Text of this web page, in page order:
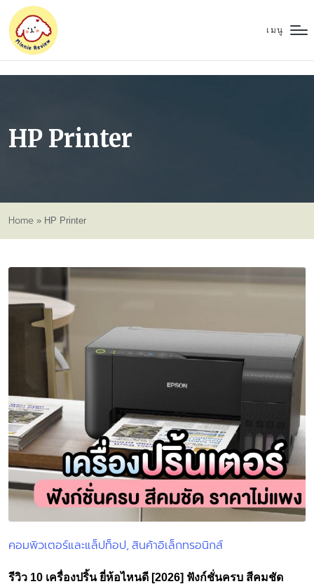
เมนู
HP Printer
Home » HP Printer
Posted
คอมพิวเตอร์และแล็ปท็อป สินค้าอิเล็กทรอนิกส์
รีวิว 10 เครื่องปริ้น ยี่ห้อไหนดี [2026] ฟังก์ชั่นครบ สีคมชัด